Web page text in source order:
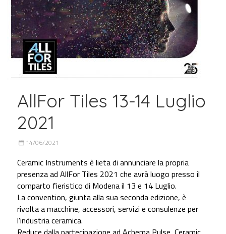
AllFor Tiles 13-14 Luglio
2021
14/06/2021
Ceramic Instruments è lieta di annunciare la propria
presenza ad AllFor Tiles 2021 che avrà luogo presso il
comparto fieristico di Modena il 13 e 14 Luglio.
La convention, giunta alla sua seconda edizione, è
rivolta a macchine, accessori, servizi e consulenze per
l'industria ceramica.